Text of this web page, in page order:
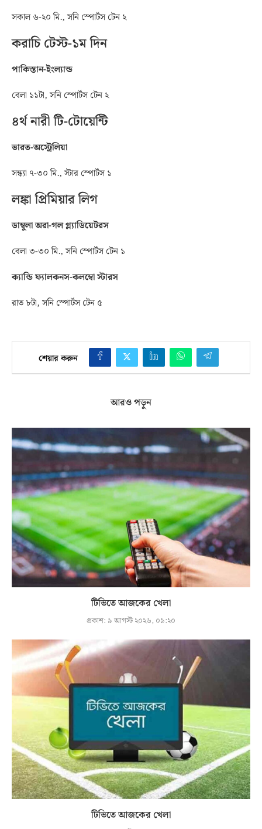
সকাল ৬-২০ মি., সনি স্পোর্টস টেন ২
করাচি টেস্ট-১ম দিন
পাকিস্তান-ইংল্যান্ড
বেলা ১১টা, সনি স্পোর্টস টেন ২
৪র্থ নারী টি-টোয়েন্টি
ভারত-অস্ট্রেলিয়া
সন্ধ্যা ৭-৩০ মি., স্টার স্পোর্টস ১
লঙ্কা প্রিমিয়ার লিগ
ডাম্বুলা অরা-গল গ্ল্যাডিয়েটরস
বেলা ৩-৩০ মি., সনি স্পোর্টস টেন ১
ক্যান্ডি ফ্যালকনস-কলম্বো স্টারস
রাত ৮টা, সনি স্পোর্টস টেন ৫
শেয়ার করুন
আরও পড়ুন
টিভিতে আজকের খেলা
প্রকাশ: ৯ আগস্ট ২০২৬, ০৯:২০
টিভিতে আজকের খেলা